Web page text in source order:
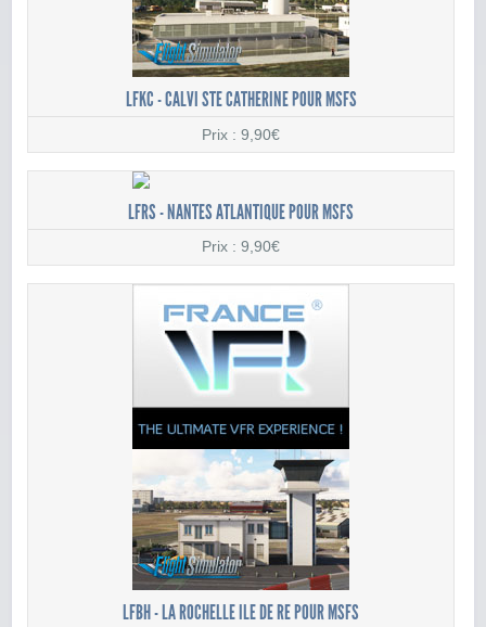
LFKC - CALVI STE CATHERINE POUR MSFS
Prix : 9,90€
LFRS - NANTES ATLANTIQUE POUR MSFS
Prix : 9,90€
LFBH - LA ROCHELLE ILE DE RE POUR MSFS